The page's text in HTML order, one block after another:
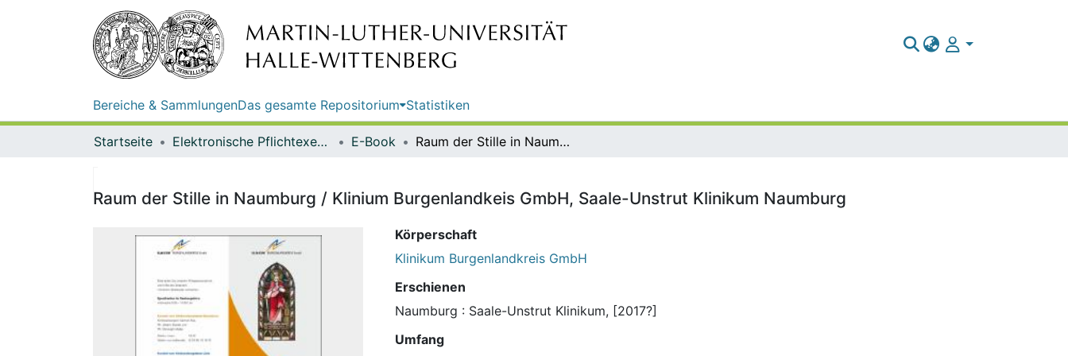
Bereiche & SammlungenDas gesamte Repositorium Statistiken
Startseite Elektronische Pflichtexemplare E-Book Raum der Stille in Naumburg / Klinium Burgenlandkeis GmbH, Saale-Unstrut Klinikum Naumburg
Raum der Stille in Naumburg / Klinium Burgenlandkeis GmbH, Saale-Unstrut Klinikum Naumburg
Körperschaft
Klinikum Burgenlandkreis GmbH
Erschienen
Naumburg : Saale-Unstrut Klinikum, [2017?]
Umfang